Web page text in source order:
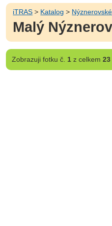
iTRAS > Katalog >
Malý
Zobrazujifotku č. 1z celkem